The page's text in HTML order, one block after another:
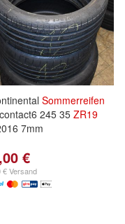
Sommerreifen
245 35 ZR19
7mm
€
€ Versand